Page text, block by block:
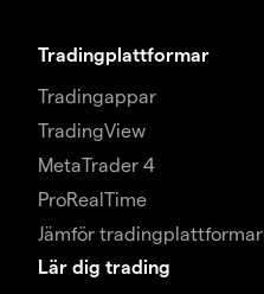
Tradingplattformar
Tradingappar
TradingView
MetaTrader 4
ProRealTime
Jämför tradingplattformar
Lär dig trading